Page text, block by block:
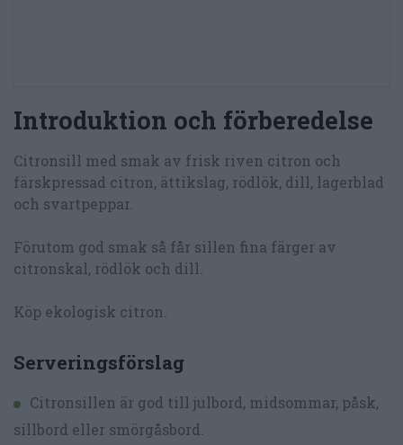
Introduktion och förberedelse
Citronsill med smak av frisk riven citron och
färskpressad citron, ättikslag, rödlök, dill, lagerblad
och svartpeppar.
Förutom god smak så får sillen fina färger av
citronskal, rödlök och dill.
Köp ekologisk citron.
Serveringsförslag
Citronsillen är god till julbord, midsommar, påsk,
sillbord eller smörgåsbord.